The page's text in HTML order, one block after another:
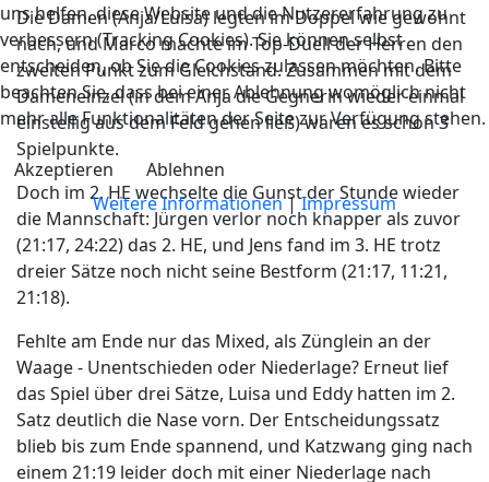
Die Damen (Anja/Luisa) legten im Doppel wie gewohnt
nach, und Marco machte im Top-Duell der Herren den
zweiten Punkt zum Gleichstand. Zusammen mit dem
Dameneinzel (in dem Anja die Gegnerin wieder einmal
einstellig aus dem Feld gehen ließ) waren es schon 3
Spielpunkte.
Doch im 2. HE wechselte die Gunst der Stunde wieder
die Mannschaft: Jürgen verlor noch knapper als zuvor
(21:17, 24:22) das 2. HE, und Jens fand im 3. HE trotz
dreier Sätze noch nicht seine Bestform (21:17, 11:21,
21:18).
Fehlte am Ende nur das Mixed, als Zünglein an der
Waage - Unentschieden oder Niederlage? Erneut lief
das Spiel über drei Sätze, Luisa und Eddy hatten im 2.
Satz deutlich die Nase vorn. Der Entscheidungssatz
blieb bis zum Ende spannend, und Katzwang ging nach
einem 21:19 leider doch mit einer Niederlage nach
uns helfen, diese Website und die Nutzererfahrung zu
verbessern (Tracking Cookies). Sie können selbst
entscheiden, ob Sie die Cookies zulassen möchten. Bitte
beachten Sie, dass bei einer Ablehnung womöglich nicht
mehr alle Funktionalitäten der Seite zur Verfügung stehen.
Akzeptieren
Ablehnen
Weitere Informationen|Impressum